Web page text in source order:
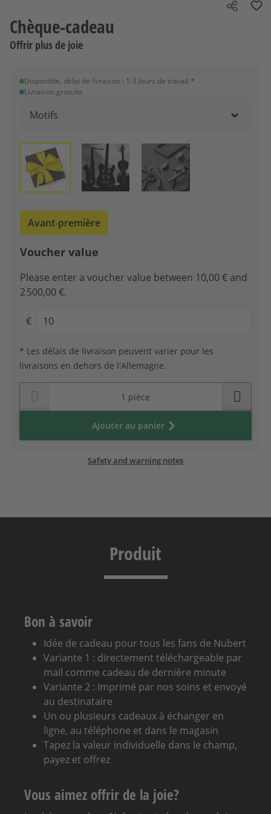
Share
Chèque-cadeau
Offrir plus de joie
Disponible, délai de livraison : 1-3 Jours de travail *
Livraison gratuite
Motifs
Avant-première
Voucher value
Please enter a voucher value between 10,00 € and
2 500,00 €.
€
* Les délais de livraison peuvent varier pour les
livraisons en dehors de l'Allemagne.
Ajouter au panier
Safety and warning notes
Produit
Bon à savoir
Idée de cadeau pour tous les fans de Nubert
Variante 1 : directement téléchargeable par
mail comme cadeau de dernière minute
Variante 2 : Imprimé par nos soins et envoyé
au destinataire
Un ou plusieurs cadeaux à échanger en
ligne, au téléphone et dans le magasin
Tapez la valeur individuelle dans le champ,
payez et offrez
Vous aimez offrir de la joie?